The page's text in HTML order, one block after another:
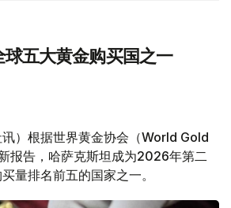
五大黄金购买国之一
讯）根据世界黄金协会（World Gold
报告，哈萨克斯坦成为2026年第二
量排名前五的国家之一。